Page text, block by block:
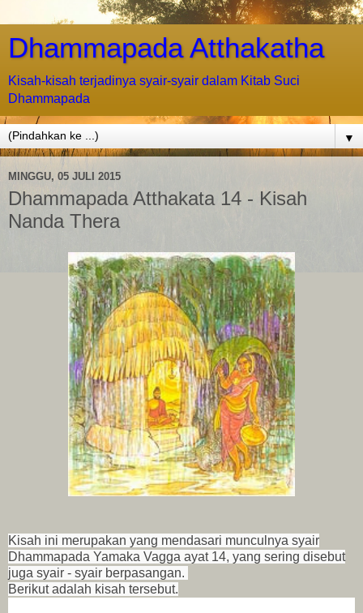
Dhammapada Atthakatha
Kisah-kisah terjadinya syair-syair dalam Kitab Suci
Dhammapada
▼
MINGGU, 05 JULI 2015
Dhammapada Atthakata 14 - Kisah
Nanda Thera
Kisah ini merupakan yang mendasari munculnya syair
Dhammapada Yamaka Vagga ayat 14, yang sering disebut
juga syair - syair berpasangan.
Berikut adalah kisah tersebut.